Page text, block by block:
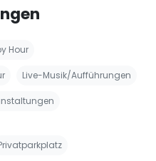
Hour
Live-Musik/Aufführungen